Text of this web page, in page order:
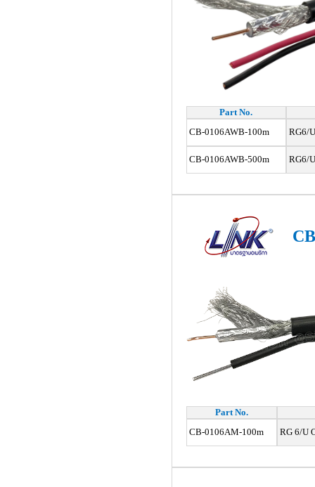
Part No.
CB-0106AWB-100m
RG6/
CB-0106AWB-500m RG6/
Part No.
CB-0106AM-100m
RG 6/U